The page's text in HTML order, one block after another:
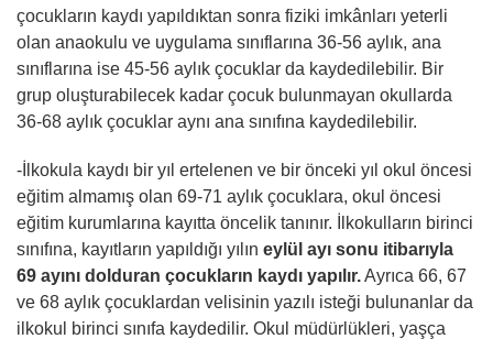
çocukların kaydı yapıldıktan sonra fiziki imkânları yeterli
olan anaokulu ve uygulama sınıflarına 36-56 aylık, ana
sınıflarına ise 45-56 aylık çocuklar da kaydedilebilir. Bir
grup oluşturabilecek kadar çocuk bulunmayan okullarda
36-68 aylık çocuklar aynı ana sınıfına kaydedilebilir.
-İlkokula kaydı bir yıl ertelenen ve bir önceki yıl okul öncesi
eğitim almamış olan 69-71 aylık çocuklara, okul öncesi
eğitim kurumlarına kayıtta öncelik tanınır. İlkokulların birinci
sınıfına, kayıtların yapıldığı yılın eylül ayı sonu itibarıyla
69 ayını dolduran çocukların kaydı yapılır.Ayrıca 66, 67
ve 68 aylık çocuklardan velisinin yazılı isteği bulunanlar da
ilkokul birinci sınıfa kaydedilir. Okul müdürlükleri, yaşça